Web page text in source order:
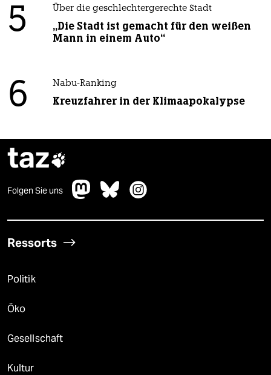
5 Über die geschlechtergerechte Stadt
„Die Stadt ist gemacht für den weißen
Mann in einem Auto“
6 Nabu-Ranking
Kreuzfahrer in der Klimaapokalypse
taz
Folgen Sie uns
Ressorts
Politik
Öko
Gesellschaft
Kultur